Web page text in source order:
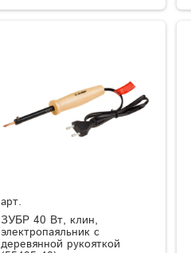
арт.
ЗУБР 40 Вт, клин,
электропаяльник с
деревянной рукояткой